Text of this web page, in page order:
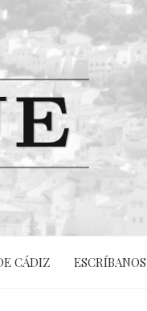
CÁDIZ ESCRÍBANOS